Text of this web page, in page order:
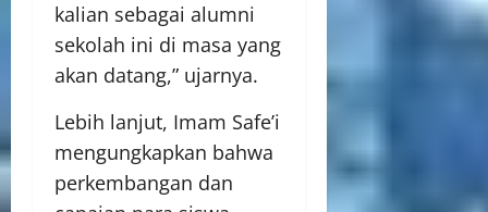
kalian sebagai alumni
sekolah ini di masa yang
akan datang,” ujarnya.
Lebih lanjut, Imam Safe’i
mengungkapkan bahwa
perkembangan dan